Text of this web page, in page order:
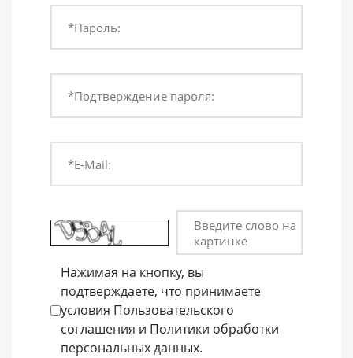
*Пароль:
*Подтверждение пароля:
*E-Mail:
Введите слово на
картинке
Нажимая на кнопку, вы
подтверждаете, что принимаете
условия Пользовательского
соглашения и Политики обработки
персональных данных.